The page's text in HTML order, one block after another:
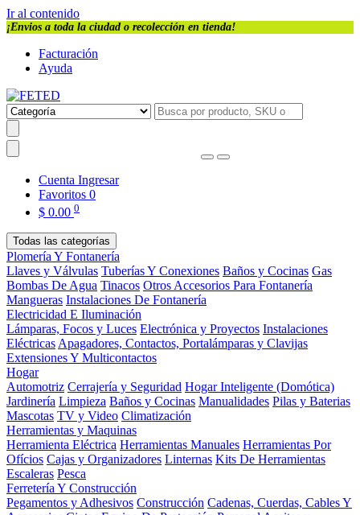
Ir al contenido
¡Envios a toda la ciudad o recolección en tienda!
Facturación
Ayuda
Cuenta Ingresar
Favoritos 0
$ 0.00 0
Todas las categorías
Plomería Y Fontanería
Llaves y Válvulas Tuberías Y Conexiones Baños y Cocinas Gas
Bombas De Agua Tinacos Otros Accesorios Para Fontanería
Mangueras Instalaciones De Fontanería
Electricidad E Iluminación
Lámparas, Focos y Luces Electrónica y Proyectos Instalaciones
Eléctricas Apagadores, Contactos, Portalámparas y Clavijas
Extensiones Y Multicontactos
Hogar
Automotriz Cerrajería y Seguridad Hogar Inteligente (Domótica)
Jardinería Limpieza Baños y Cocinas Manualidades Pilas y Baterias
Mascotas TV y Video Climatización
Herramientas y Maquinas
Herramienta Eléctrica Herramientas Manuales Herramientas Por
Ofícios Cajas y Organizadores Linternas Kits De Herramientas
Escaleras Pesca
Ferretería Y Construcción
Pegamentos y Adhesivos Construcción Cadenas, Cuerdas, Cables Y